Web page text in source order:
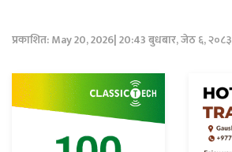
प्रकाशित: May 20, 2026| 20:43 बुधबार, जेठ ६, २०८३